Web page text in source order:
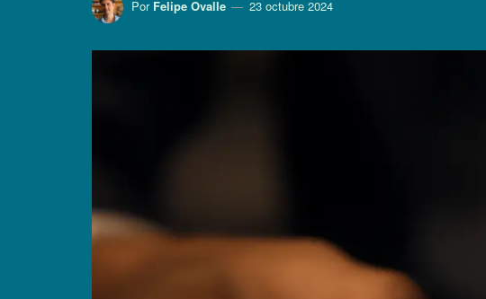
Por Felipe Ovalle 23 octubre 2024